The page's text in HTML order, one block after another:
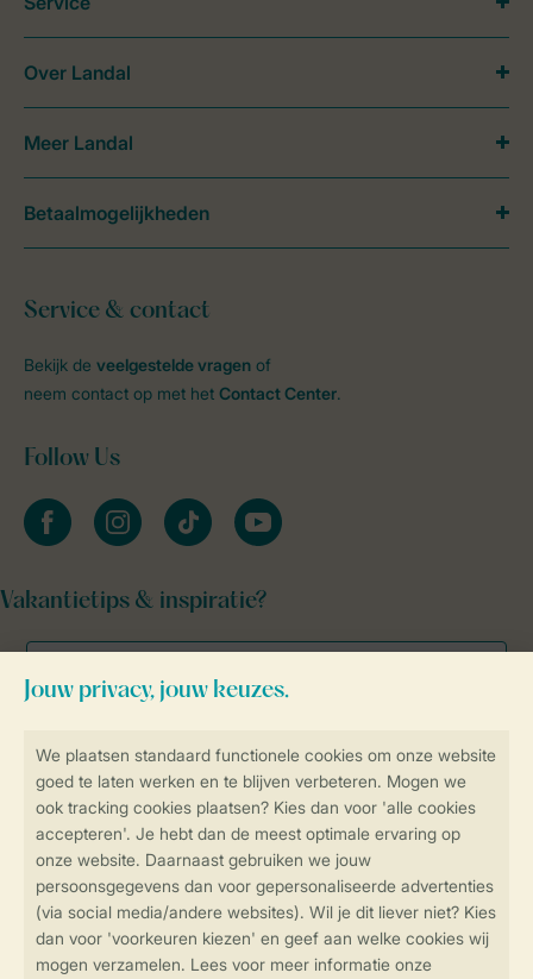
Veilig en snel online boeken
Veilige gegevensoverdracht
Veilige betaling
Service & contact
Bekijk de veelgestelde vragen of
neem contact op met het Contact Center.
Follow Us
facebookinstagramtiktok youtube
Vakantietips & inspiratie?
Over Landal
Meer Landal
Betaalmogelijkheden